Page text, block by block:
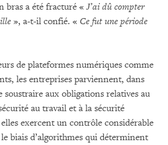
bras a été fracturé «J’ai dû compter
», a-t-il confié. « Ce fut une période
de plateformes numériques comme
les entreprises parviennent, dans
soustraire aux obligations relatives au
au travail et à la sécurité
exercent un contrôle considérable
biais d’algorithmes qui déterminent